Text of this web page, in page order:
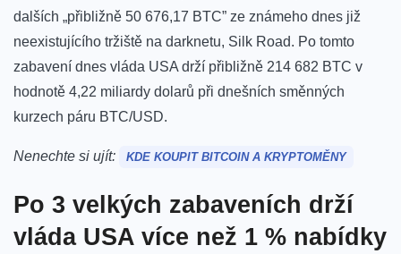
dalších „přibližně 50 676,17 BTC” ze známeho dnes již
neexistujícího tržiště na darknetu, Silk Road. Po tomto
zabavení dnes vláda USA drží přibližně 214 682 BTC v
hodnotě 4,22 miliardy dolarů při dnešních směnných
kurzech páru BTC/USD.
Nenechte si ujít: KDE KOUPIT BITCOIN A KRYPTOMĚNY
Po 3 velkých zabaveních drží
vláda USA více než 1 % nabídky